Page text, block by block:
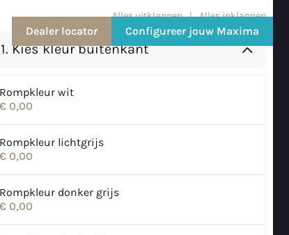
Dealer locator Configureer jouw Maxima
Alles uitklappen | Alles inklappen
1. Kies kleur buitenkant
Rompkleur wit
€ 0,00
Rompkleur lichtgrijs
€ 0,00
Rompkleur donker grijs
€ 0,00